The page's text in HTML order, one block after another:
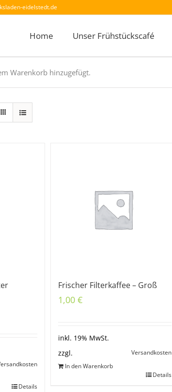
eidelstedt.de
Home Unser Frühstückscafé
Warenkorb hinzugefügt.
Details
Frischer Filterkaffee – Groß
1,00 €
inkl. 19% MwSt.
zzgl.
Versandkosten
In den Warenkorb
Details